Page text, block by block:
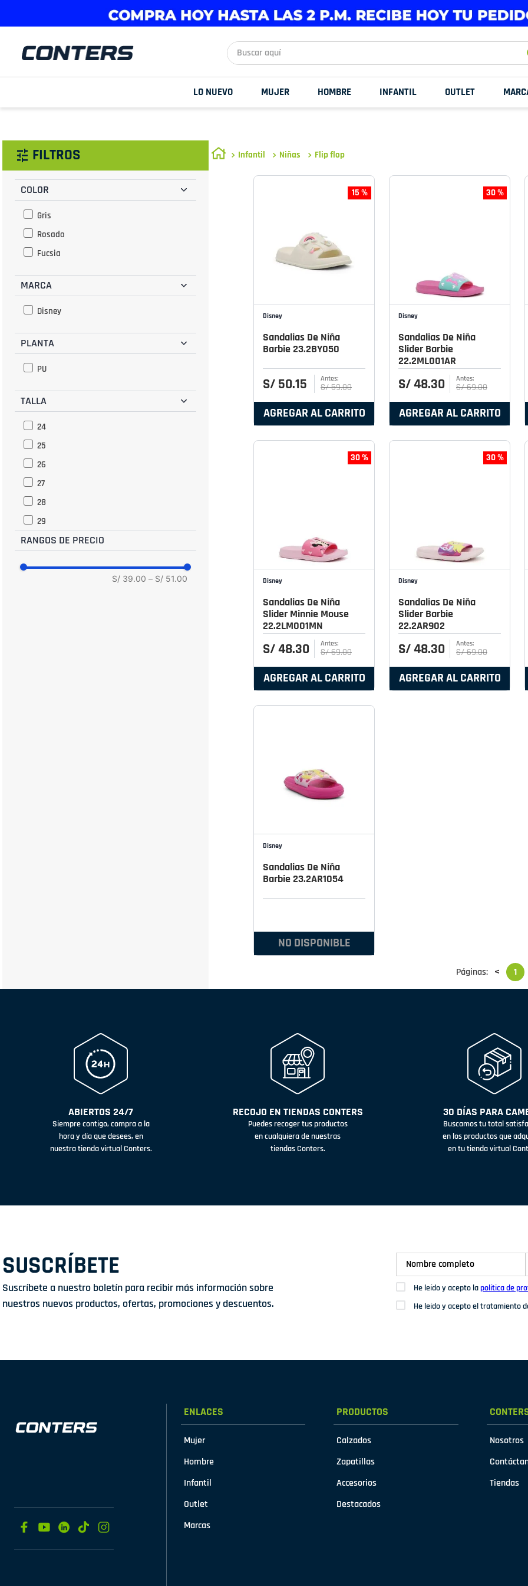
Buscar aquí
LO NUEVO MUJER HOMBRE INFANTIL OUTLET
FILTROS
COLOR
Gris
Rosado
Fucsia
MARCA
Disney
PLANTA
PU
TALLA
24
25
26
27
28
29
30
RANGOS DE PRECIO
S/ 39.00 – S/ 51.00
Infantil Niñas Flip flop
15 %
Disney
Sandalias De Niña
Barbie 23.2BY050
S/ 50.15 S/59.00
AGREGAR AL CARRITO
30 %
Disney
Sandalias De Niña
Slider Barbie
22.2ML001AR
S/48.30 S/69.00
AGREGAR AL CARRITO
30 %
Disney
Sandalias De Niña
Slider Minnie Mouse
22.2LM001MN
S/48.30 S/69.00
AGREGAR AL CARRITO
30 %
Disney
Sandalias De Niña
Slider Barbie
22.2AR902
S/48.30 S/69.00
AGREGAR AL CARRITO
Disney
Sandalias De Niña
Barbie 23.2AR1054
NO DISPONIBLE
Páginas: < 1
ABIERTOS 24/7
Siempre contigo, compra a la
hora y día que desees, en
nuestra tienda virtual Conters.
RECOJO EN TIENDAS CONTERS
Puedes recoger tus productos
en cualquiera de nuestras
tiendas Conters.
30 DÍAS PARA
Buscamos tu total
en los productos que
en tu tienda virtual
SUSCRÍBETE
Suscríbete a nuestro boletín para recibir más información sobre
nuestros nuevos productos, ofertas, promociones y descuentos.
He leído y acepto lapolítica de
He leído y acepto el tratamiento
ENLACES
Mujer
Hombre
Infantil
Outlet
Marcas
PRODUCTOS
Calzados
Zapatillas
Accesorios
Destacados
Nosotros
Tiendas